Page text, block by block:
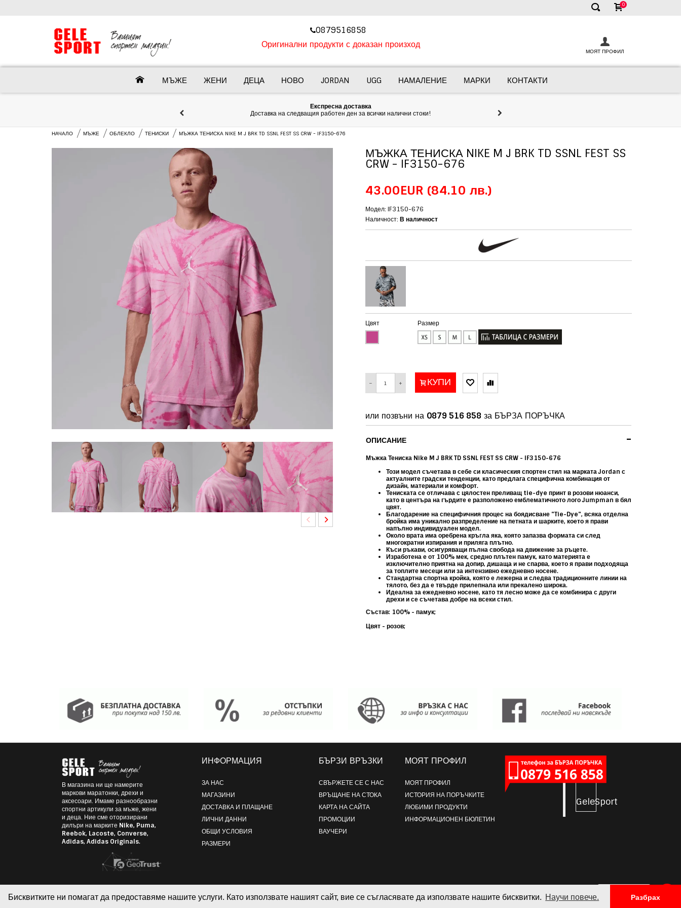
Бисквитките ни помагат да предоставяме нашите услуги. Като използвате нашият сайт, вие се съгласявате да използвате нашите бисквитки. Научи повече. Разбрах
✕
0
‎0879516858
Оригинални продукти с доказан произход
МОЯТ ПРОФИЛ
МЪЖЕ ЖЕНИ ДЕЦА НОВО JORDAN UGG НАМАЛЕНИЕ МАРКИ КОНТАКТИ
Експресна доставка
Доставка на следващия работен ден за всички налични стоки!
НАЧАЛО МЪЖЕ ОБЛЕКЛО ТЕНИСКИ МЪЖКА ТЕНИСКА NIKE M J BRK TD SSNL FEST SS CRW - IF3150-676
МЪЖКА ТЕНИСКА NIKE M J BRK TD SSNL FEST SS
CRW - IF3150-676
43.00EUR (84.10 лв.)
Модел: IF3150-676
Наличност: В наличност
Цвят Размер
− + КУПИ
или позвъни на 0879 516 858за БЪРЗА ПОРЪЧКА
-
ОПИСАНИЕ
Мъжка Тениска Nike M J BRK TD SSNL FEST SS CRW - IF3150-676
Този модел съчетава в себе си класическия спортен стил на марката Jordan с
актуалните градски тенденции, като предлага специфична комбинация от
дизайн, материали и комфорт.
Тениската се отличава с цялостенпреливащ tie-dye принтв розови нюанси,
като в центъра на гърдите е разположено емблематичното логоJumpman в бял
цвят.
Благодарение на специфичния процес на боядисване "Tie-Dye", всяка отделна
бройка имауникално разпределение на петнатаи шарките, което я прави
напълно индивидуален модел.
Около врата има оребрена кръгла яка, която запазва формата си след
многократни изпирания и приляга плътно.
Къси ръкави, осигуряващи пълна свобода на движение за ръцете.
Изработена е от 100% мек, средно плътен памук, катоматерията е
изключително приятна на допир, дишаща и не спарва, което я прави подходяща
за топлите месеци или за интензивно ежедневно носене.
Стандартна спортна кройка, която е лежерна и следва традиционните линии на
тялото, без да е твърде прилепнала или прекалено широка.
Идеална за ежедневно носене, като тя лесно може да се комбинира с други
дрехи и се съчетава добре на всеки стил.
Състав: 100% - памук;
Цвят - розов;
В магазина ни ще намерите
маркови маратонки, дрехи и
аксесоари. Имаме разнообразни
спортни артикули за мъже, жени
и деца. Ние сме оторизирани
дилъри на марките Nike, Puma,
Reebok, Lacoste, Converse,
Adidas, Adidas Originals.
ИНФОРМАЦИЯ
ЗА НАС
МАГАЗИНИ
ДОСТАВКА И ПЛАЩАНЕ
ЛИЧНИ ДАННИ
ОБЩИ УСЛОВИЯ
РАЗМЕРИ
БЪРЗИ ВРЪЗКИ
СВЪРЖЕТЕ СЕ С НАС
ВРЪЩАНЕ НА СТОКА
КАРТА НА САЙТА
ПРОМОЦИИ
ВАУЧЕРИ
МОЯТ ПРОФИЛ
МОЯТ ПРОФИЛ
ИСТОРИЯ НА ПОРЪЧКИТЕ
ЛЮБИМИ ПРОДУКТИ
ИНФОРМАЦИОНЕН БЮЛЕТИН
GeleSport
© 2026 GELE SPORT - Онлайн магазин за маркови маратонки, дрехи и аксесоари